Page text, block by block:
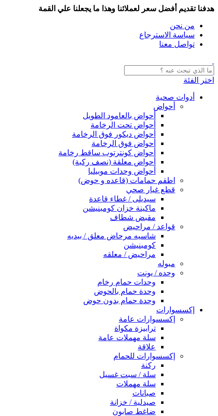
هدفنا تقديم أفضل سعر لعملائنا وهذا ما يجعلنا علي القمة
من نحن
سياسة الاسترجاع
تواصل معنا
اختر الفئة
أدوات صحية
أحواض
أحواض بالعامود الطويل
أحواض تحت الرخامة
أحواض ديكور فوق الرخامة
أحواض فوق الرخامة
أحواض كونترتوب ساقط رخامة
أحواض معلقة (نصف ركبة)
أحواض وحدات موبيليا
اطقم حمامات (قاعده و حوض)
قطع غيار صحي
سيديلى / غطاء قاعدة
ماكينة خزان كومبنيشن
مقبض شطاف
قواعد / مراحيض
شاسيه مرحاض معلق / بيديه
كومبنيشن
مراحيض / معلقه
مبوله
وحده / يونت
وحدات حمام رخام
وحدة حمام بالحوض
وحدة حمام بدون حوض
إكسسوارات
إكسسوارات عامة
ترابيزة مكواة
سلة مهملات عامة
علاقة
إكسسوارات للحمام
ركنة
سلة / سبت غسيل
سلة مهملات
صبانات
صيدلية / خزانة
ضاغط صابون